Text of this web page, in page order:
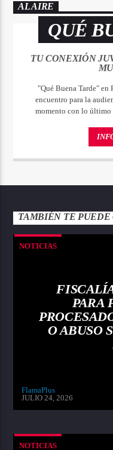
AL AIRE
QUÉ
TU CONEXIÓN
"Qué Buena Tarde" en
encuentro para la
momento con lo último
TAMBIÉN TE PUEDE
NOTICIAS
PARA
O ABUSO
FlamaPlus
JULIO 24, 2026
NOTICIAS